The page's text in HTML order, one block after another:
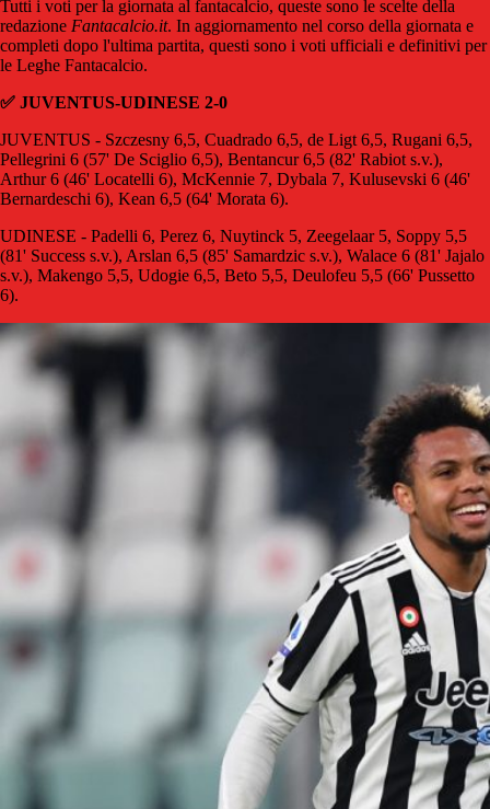
Tutti i voti per la giornata al fantacalcio, queste sono le scelte della
redazione Fantacalcio.it. In aggiornamento nel corso della giornata e
completi dopo l'ultima partita, questi sono i voti ufficiali e definitivi per
le Leghe Fantacalcio.
✅ JUVENTUS-UDINESE 2-0
JUVENTUS - Szczesny 6,5, Cuadrado 6,5, de Ligt 6,5, Rugani 6,5,
Pellegrini 6 (57' De Sciglio 6,5), Bentancur 6,5 (82' Rabiot s.v.),
Arthur 6 (46' Locatelli 6), McKennie 7, Dybala 7, Kulusevski 6 (46'
Bernardeschi 6), Kean 6,5 (64' Morata 6).
UDINESE - Padelli 6, Perez 6, Nuytinck 5, Zeegelaar 5, Soppy 5,5
(81' Success s.v.), Arslan 6,5 (85' Samardzic s.v.), Walace 6 (81' Jajalo
s.v.), Makengo 5,5, Udogie 6,5, Beto 5,5, Deulofeu 5,5 (66' Pussetto
6).